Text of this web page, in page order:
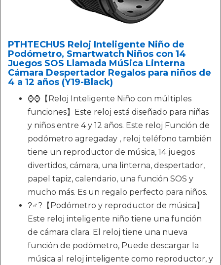
PTHTECHUS Reloj Inteligente Niño de
Podómetro, Smartwatch Niños con 14
Juegos SOS Llamada MúSica Linterna
Cámara Despertador Regalos para niños de
4 a 12 años (Y19-Black)
⌚⌚【Reloj Inteligente Niño con múltiples
funciones】Este reloj está diseñado para niñas
y niños entre 4 y 12 años. Este reloj Función de
podómetro agregaday , reloj teléfono también
tiene un reproductor de música, 14 juegos
divertidos, cámara, una linterna, despertador,
papel tapiz, calendario, una función SOS y
mucho más. Es un regalo perfecto para niños.
?‍♂?【Podómetro y reproductor de música】
Este reloj inteligente niño tiene una función
de cámara clara. El reloj tiene una nueva
función de podómetro, Puede descargar la
música al reloj inteligente como reproductor, y